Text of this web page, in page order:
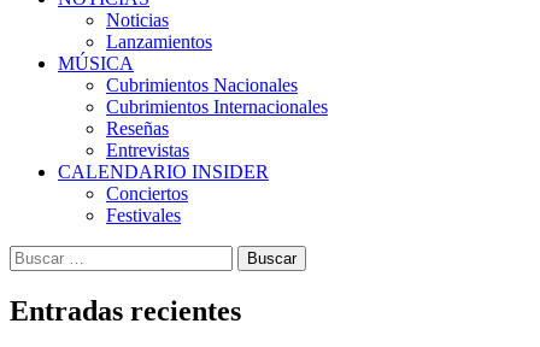
Noticias
Lanzamientos
MÚSICA
Cubrimientos Nacionales
Cubrimientos Internacionales
Reseñas
Entrevistas
CALENDARIO INSIDER
Conciertos
Festivales
Buscar:
Entradas recientes